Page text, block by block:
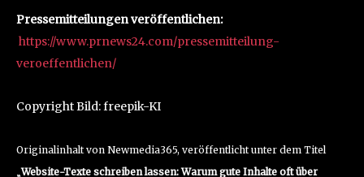
Pressemitteilungen veröffentlichen:
https://www.prnews24.com/pressemitteilung-
veroeffentlichen/
Copyright Bild: freepik-KI
Originalinhalt von Newmedia365, veröffentlicht unter dem Titel
„Website-Texte schreiben lassen: Warum gute Inhalte oft über